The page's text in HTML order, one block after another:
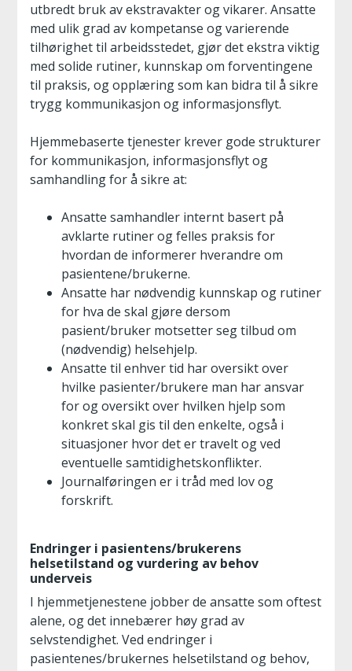
utbredt bruk av ekstravakter og vikarer. Ansatte
med ulik grad av kompetanse og varierende
tilhørighet til arbeidsstedet, gjør det ekstra viktig
med solide rutiner, kunnskap om forventingene
til praksis, og opplæring som kan bidra til å sikre
trygg kommunikasjon og informasjonsflyt.
Hjemmebaserte tjenester krever gode strukturer
for kommunikasjon, informasjonsflyt og
samhandling for å sikre at:
Ansatte samhandler internt basert på
avklarte rutiner og felles praksis for
hvordan de informerer hverandre om
pasientene/brukerne.
Ansatte har nødvendig kunnskap og rutiner
for hva de skal gjøre dersom
pasient/bruker motsetter seg tilbud om
(nødvendig) helsehjelp.
Ansatte til enhver tid har oversikt over
hvilke pasienter/brukere man har ansvar
for og oversikt over hvilken hjelp som
konkret skal gis til den enkelte, også i
situasjoner hvor det er travelt og ved
eventuelle samtidighetskonflikter.
Journalføringen er i tråd med lov og
forskrift.
Endringer i pasientens/brukerens
helsetilstand og vurdering av behov
underveis
I hjemmetjenestene jobber de ansatte som oftest
alene, og det innebærer høy grad av
selvstendighet. Ved endringer i
pasientenes/brukernes helsetilstand og behov,